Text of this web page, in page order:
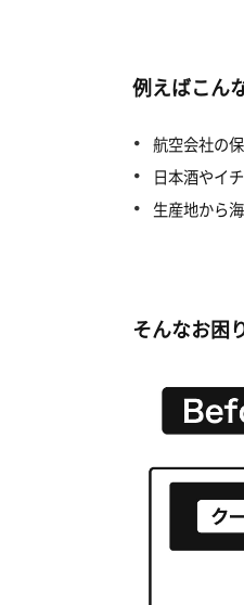
例えばこん
航空会社の
日本酒やイ
生産地から
そんなお困